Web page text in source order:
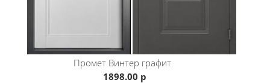
ПрометВинтер графит
1898.00 р